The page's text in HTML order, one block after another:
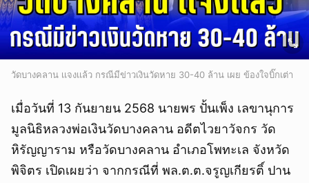
วัดบางคลาน เเจงเเล้ว กรณีมีข่าวเงินวัดหาย 30-40 ล้าน เผย ข้องใจบิ๊กเต่า
เมื่อวันที่ 13 กันยายน 2568 นายพร ปั้นเพ็ง เลขานุการ
มูลนิธิหลวงพ่อเงินวัดบางคลาน อดีตไวยาวัจกร วัด
หิรัญญาราม หรือวัดบางคลาน อำเภอโพทะเล จังหวัด
พิจิตร เปิดเผยว่า จากกรณีที่ พล.ต.ต.จรูญเกียรติ์ ปาน